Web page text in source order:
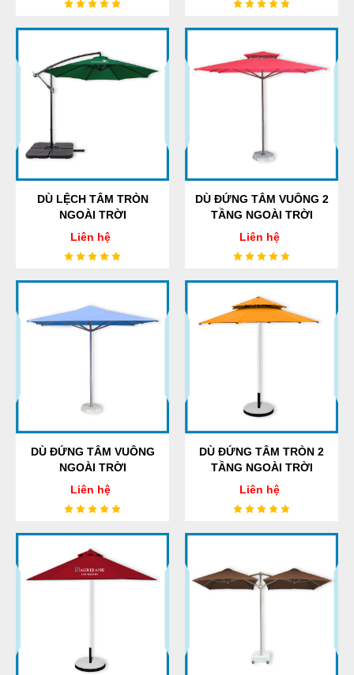
DÙ LỆCH TÂM TRÒN
NGOÀI TRỜI
Liên hệ
DÙ ĐỨNG TÂM VUÔNG 2
TẦNG NGOÀI TRỜI
Liên hệ
DÙ ĐỨNG TÂM VUÔNG
NGOÀI TRỜI
Liên hệ
DÙ ĐỨNG TÂM TRÒN 2
TẦNG NGOÀI TRỜI
Liên hệ